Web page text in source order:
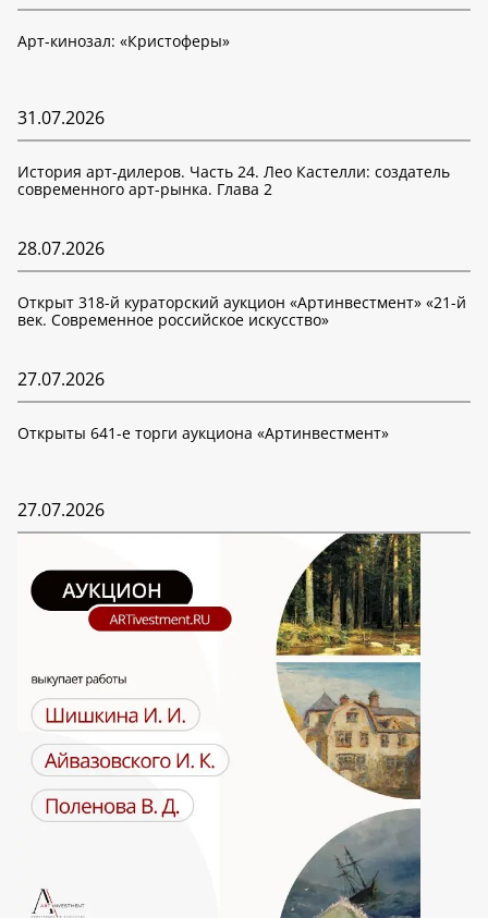
Арт-кинозал: «Кристоферы»
31.07.2026
История арт-дилеров. Часть 24. Лео Кастелли: создатель
современного арт-рынка. Глава 2
28.07.2026
Открыт 318-й кураторский аукцион «Артинвестмент» «21-й
век. Современное российское искусство»
27.07.2026
Открыты 641-е торги аукциона «Артинвестмент»
27.07.2026